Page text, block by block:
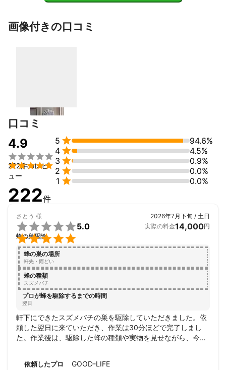
お客様の安心を第一にサポートしてきました。」
画像付きの口コミ
口コミ
4.9


222件のレビ
ュー
5 
94.6%
4 
4.5%
3 
0.9%
2 
0.0%
1  0.0%
222件
さとう 様


5.0
蜂の巣駆除
2026年7月下旬 / 土日
実際の料金14,000円
蜂の巣の場所
軒先・雨どい
蜂の種類
スズメバチ
プロが蜂を駆除するまでの時間
翌日
軒下にできたスズメバチの巣を駆除していただきました。依
頼した翌日に来ていただき、作業は30分ほどで完了しまし
た。作業後は、駆除した蜂の種類や実物を見せながら、今後
しています。ありがとうございました。
依頼したプロ GOOD-LIFE